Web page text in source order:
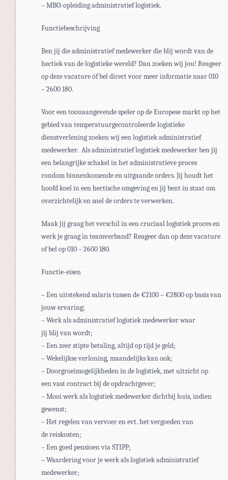
– MBO-opleiding administratief logistiek.
Functiebeschrijving
Ben jij die administratief medewerker die blij wordt van de
hectiek van de logistieke wereld? Dan zoeken wij jou! Reageer
op deze vacature óf bel direct voor meer informatie naar 010
– 2600 180.
Voor een toonaangevende speler op de Europese markt op het
gebied van temperatuurgecontroleerde logistieke
dienstverlening zoeken wij een logistiek administratief
medewerker. Als administratief logistiek medewerker ben jij
een belangrijke schakel in het administratieve proces
rondom binnenkomende en uitgaande orders. Jij houdt het
hoofd koel in een hectische omgeving en jij bent in staat om
overzichtelijk en snel de orders te verwerken.
Maak jij graag het verschil in een cruciaal logistiek proces en
werk je graag in teamverband? Reageer dan op deze vacature
of bel op 010 – 2600 180.
Functie-eisen
– Een uitstekend salaris tussen de €2100 – €2800 op basis van
jouw ervaring;
– Werk als administratief logistiek medewerker waar
jij blij van wordt;
– Een zeer stipte betaling, altijd op tijd je geld;
– Wekelijkse verloning, maandelijks kan ook;
– Doorgroeimogelijkheden in de logistiek, met uitzicht op
een vast contract bij de opdrachtgever;
– Mooi werk als logistiek medewerker dichtbij huis, indien
gewenst;
– Het regelen van vervoer en evt. het vergoeden van
de reiskosten;
– Een goed pensioen via STIPP;
– Waardering voor je werk als logistiek administratief
medewerker;